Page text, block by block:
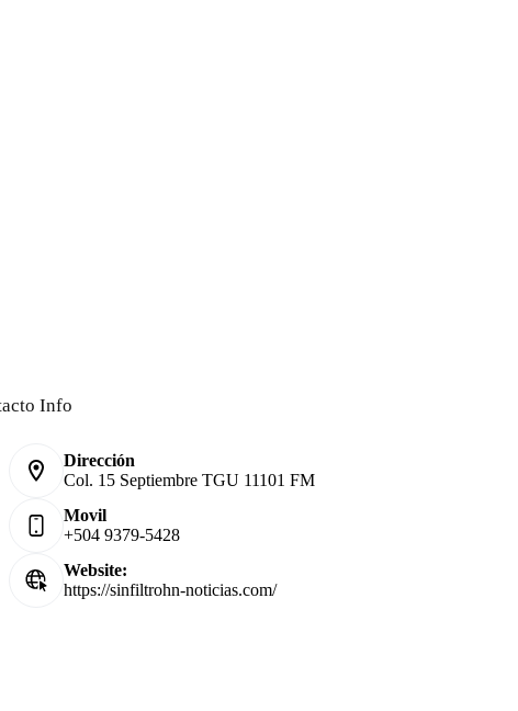
Info
Dirección
Col. 15 Septiembre TGU 11101 FM
Movil
+504 9379-5428
Website:
https://sinfiltrohn-noticias.com/